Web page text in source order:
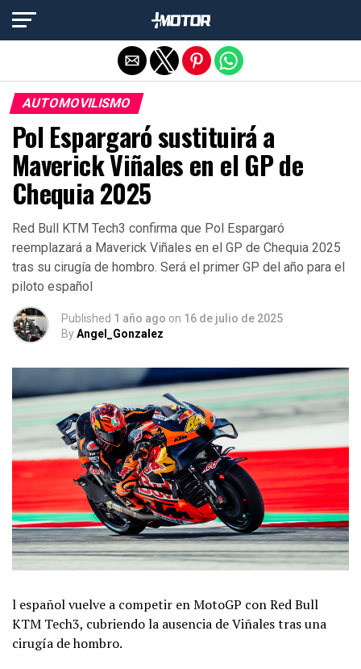
AUTOMOVILISMO
Pol Espargaró sustituirá a
Maverick Viñales en el GP de
Chequia 2025
Red Bull KTM Tech3 confirma que Pol Espargaró
reemplazará a Maverick Viñales en el GP de Chequia 2025
tras su cirugía de hombro. Será el primer GP del año para el
piloto español
Published 1 año ago on 16 de julio de 2025
ByAngel_Gonzalez
l español vuelve a competir en MotoGP con Red Bull
KTM Tech3, cubriendo la ausencia de Viñales tras una
cirugía de hombro.
Salir de la versión móvil